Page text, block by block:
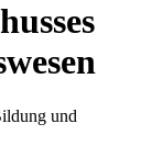
und